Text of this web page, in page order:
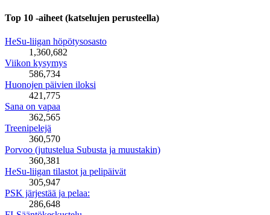
Top 10 -aiheet (katselujen perusteella)
HeSu-liigan höpötysosasto
1,360,682
Viikon kysymys
586,734
Huonojen päivien iloksi
421,775
Sana on vapaa
362,565
Treenipelejä
360,570
Porvoo (jutustelua Subusta ja muustakin)
360,381
HeSu-liigan tilastot ja pelipäivät
305,947
PSK järjestää ja pelaa:
286,648